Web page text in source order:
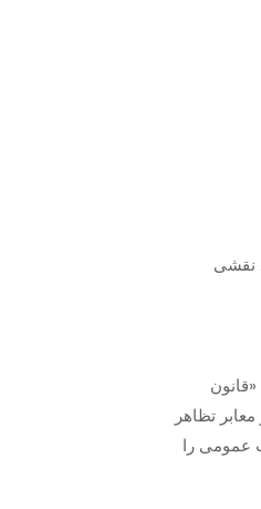
نقشی
در سال ۱۳۶۲، در جریان تصویب «قانون
تظاهر
عفت عمومی را